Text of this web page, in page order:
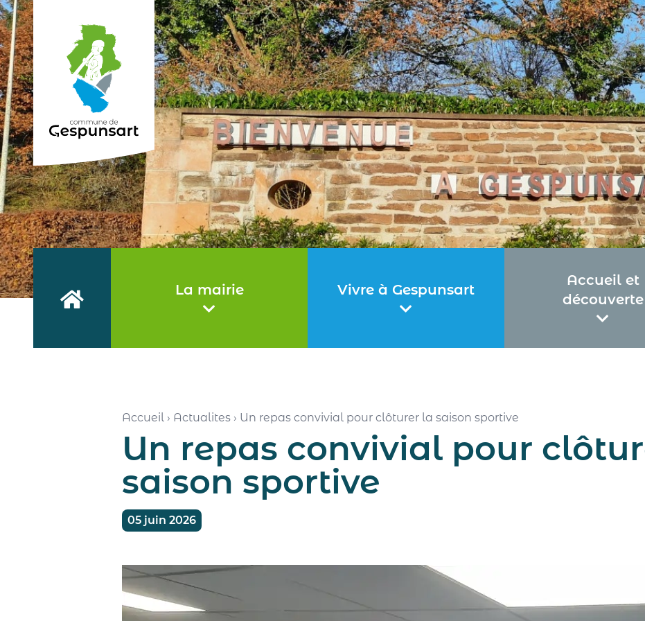
Haut de page
Accueil
La mairie Vivre à Gespunsart
Accueil et
découverte
Accueil › Actualites › Un repas convivial pour clôturer la saison sportive
Un repas convivial pour
saison sportive
05 juin 2026